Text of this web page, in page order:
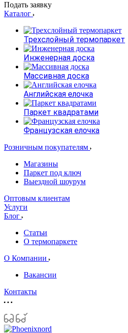
Подать заявку
Каталог
Трехслойный термопаркет
Инженерная доска
Массивная доска
Английская елочка
Паркет квадратами
Французская елочка
Розничным покупателям
Магазины
Паркет под ключ
Выездной шоурум
Оптовым клиентам
Услуги
Блог
Статьи
О термопаркете
О Компании
Вакансии
Контакты